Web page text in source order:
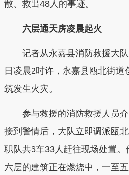
散、救出48人的事迹。
六层通天房凌晨起火
记者从永嘉县消防救援大队
日凌晨2时许，永嘉县瓯北街道
筑发生火灾。
参与救援的消防救援人员介
接到警情后，大队立即调派瓯
职队共6车33人赶往现场处置。
六层的建筑正在燃烧中，一至